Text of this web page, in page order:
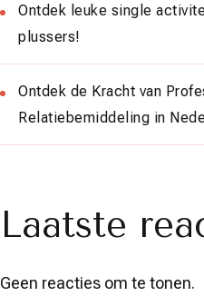
Ontdek leuke single
plussers!
Ontdek de Kracht van
Relatiebemiddeling in
Laatste
Geen reacties om te tonen.